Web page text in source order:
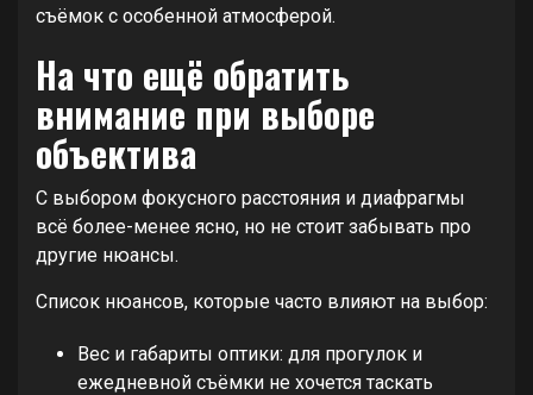
съёмок с особенной атмосферой.
На что ещё обратить
внимание при выборе
объектива
С выбором фокусного расстояния и диафрагмы
всё более-менее ясно, но не стоит забывать про
другие нюансы.
Список нюансов, которые часто влияют на выбор:
Вес и габариты оптики: для прогулок и
ежедневной съёмки не хочется таскать